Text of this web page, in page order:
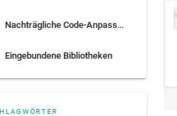
Nachträgliche Code-Anpassungen
Eingebundene Bibliotheken